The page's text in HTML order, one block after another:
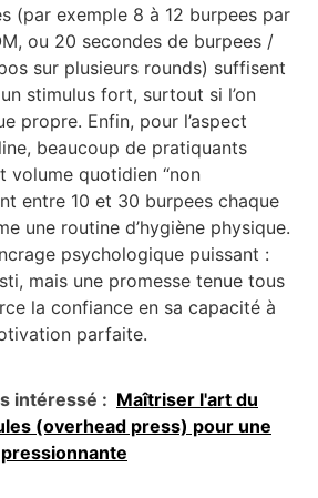
(par exemple 8 à 12 burpees par
ou 20 secondes de burpees /
sur plusieurs rounds) suffisent
stimulus fort, surtout si l’on
propre. Enfin, pour l’aspect
beaucoup de pratiquants
volume quotidien “non
entre 10 et 30 burpees chaque
une routine d’hygiène physique.
psychologique puissant :
mais une promesse tenue tous
la confiance en sa capacité à
parfaite.
intéressé : Maîtriser l'art du
(overhead press) pour une